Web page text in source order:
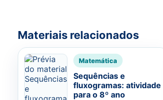
Materiais relacionados
Matemática
Sequências e
fluxogramas: atividade
para o 8º ano